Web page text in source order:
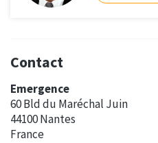
Contact
Emergence
60 Bld du Maréchal Juin
44100 Nantes
France